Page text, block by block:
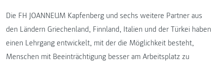
Die FH JOANNEUM Kapfenberg und sechs weitere Partner aus
den Ländern Griechenland, Finnland, Italien und der Türkei haben
einen Lehrgang entwickelt, mit der die Möglichkeit besteht,
Menschen mit Beeinträchtigung besser am Arbeitsplatz zu